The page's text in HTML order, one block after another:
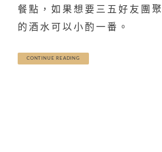
餐點，如果想要三五好友團
的酒水可以小酌一番。
CONTINUE READING